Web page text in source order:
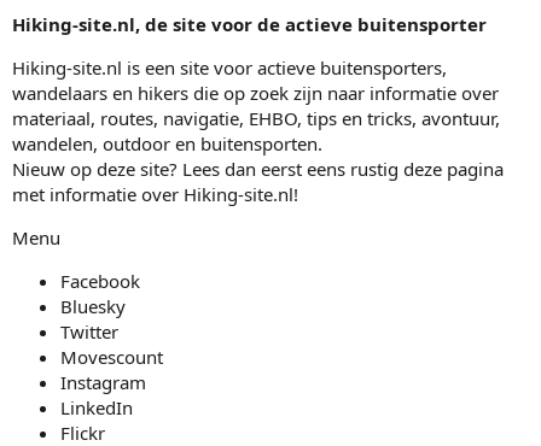
Hiking-site.nl, de site voor de actieve buitensporter
Hiking-site.nl is een site voor actieve buitensporters,
wandelaars en hikers die op zoek zijn naar informatie over
materiaal, routes, navigatie, EHBO, tips en tricks, avontuur,
wandelen, outdoor en buitensporten.
Nieuw op deze site? Lees dan eerst eens rustig deze pagina
met informatie over Hiking-site.nl!
Menu
Facebook
Bluesky
Twitter
Movescount
Instagram
LinkedIn
Flickr